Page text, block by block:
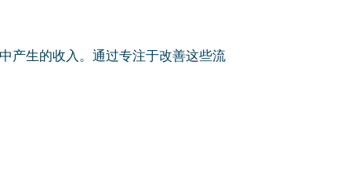
产生的收入。通过专注于改善这些流